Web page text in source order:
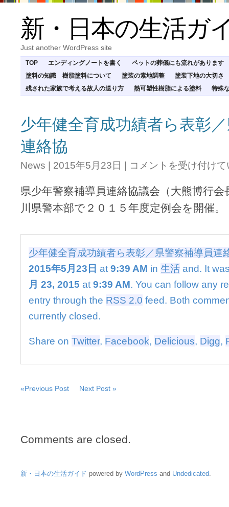
新・日本の生活ガ
Just another WordPress site
TOP エンディングノートを書く
ペットの葬儀にも流れがあります
塗料の知識 樹脂塗料について
塗装の素地調整
塗装下地の大切さ
残された家族で考える故人の送り方
熱可塑性樹脂による塗料 特殊
少年健全育成功績者ら表彰
連絡協
News | 2015年5月23日 | 少
全
育
成
績
ら
表
彰
警
員
絡
コメントを受け付け
県少年警察補導員連絡協議会（大熊博行
川県警本部で２０１５年度定例会を開催。
少年健全育成功績者ら表彰／県警察補導員連
2015年5月23日 at 9:39 AM in 生活 and. It
月 23, 2015 at 9:39 AM. You can follow any
entry through the RSS 2.0 feed. Both
currently closed.
Share on Twitter, Facebook, Delicious, Digg,
«Previous Post Next Post »
Comments are closed.
新・日本の生活ガイド powered by WordPress and Undedicated.